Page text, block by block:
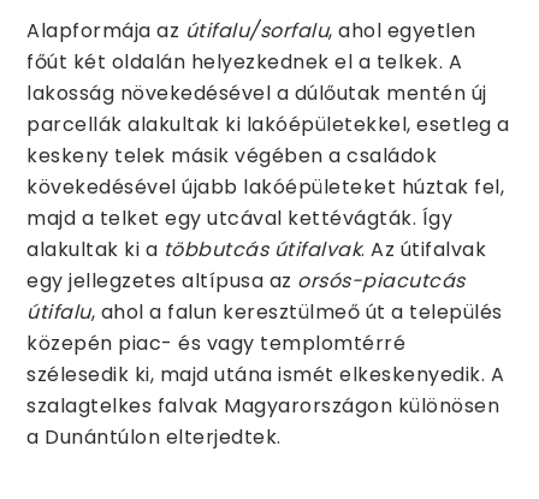
Alapformája az útifalu/sorfalu, ahol egyetlen
főút két oldalán helyezkednek el a telkek. A
lakosság növekedésével a dúlőutak mentén új
parcellák alakultak ki lakóépületekkel, esetleg a
keskeny telek másik végében a családok
kövekedésével újabb lakóépületeket húztak fel,
majd a telket egy utcával kettévágták. Így
alakultak ki a többutcás útifalvak. Az útifalvak
egy jellegzetes altípusa az orsós-piacutcás
útifalu, ahol a falun keresztülmeő út a település
közepén piac- és vagy templomtérré
szélesedik ki, majd utána ismét elkeskenyedik. A
szalagtelkes falvak Magyarországon különösen
a Dunántúlon elterjedtek.